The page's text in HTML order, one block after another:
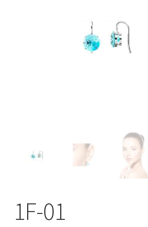
1F-01